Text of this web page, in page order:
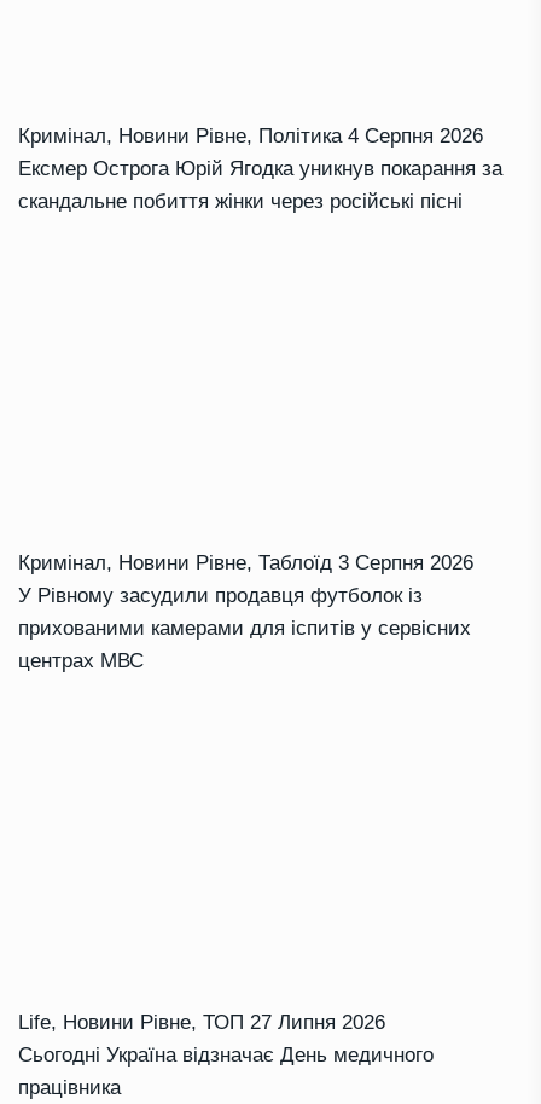
Кримінал, Новини Рівне, Політика 4 Серпня 2026
Ексмер Острога Юрій Ягодка уникнув покарання за
скандальне побиття жінки через російські пісні
Кримінал, Новини Рівне, Таблоїд 3 Серпня 2026
У Рівному засудили продавця футболок із
прихованими камерами для іспитів у сервісних
центрах МВС
Life, Новини Рівне, ТОП 27 Липня 2026
Сьогодні Україна відзначає День медичного
працівника